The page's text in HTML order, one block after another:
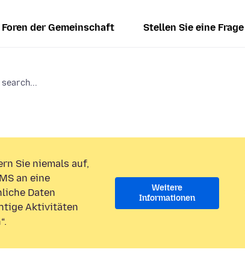
Foren der Gemeinschaft Stellen Sie eine Frage
Sie niemals auf,
an eine
Daten
Aktivitäten
Weitere
Informationen